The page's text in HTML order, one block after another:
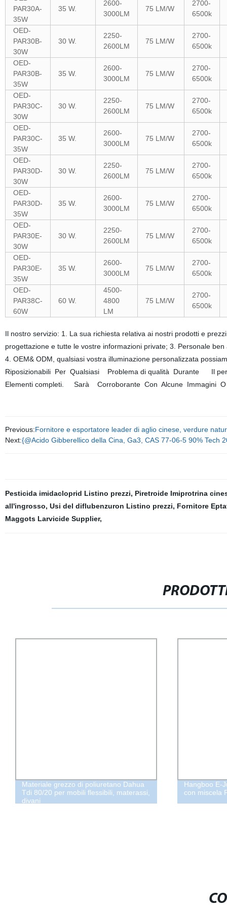
PAR30A-
35W
35 W.
2600-
3000LM
75 LM/W
2700-
6500k
OED-
PAR30B-
30W
30 W.
2250-
2600LM
75 LM/W
2700-
6500k
OED-
PAR30B-
35W
35 W.
2600-
3000LM
75 LM/W
2700-
6500k
OED-
PAR30C-
30W
30 W.
2250-
2600LM
75 LM/W
2700-
6500k
OED-
PAR30C-
35W
35 W.
2600-
3000LM
75 LM/W
2700-
6500k
OED-
PAR30D-
30W
30 W.
2250-
2600LM
75 LM/W
2700-
6500k
OED-
PAR30D-
35W
35 W.
2600-
3000LM
75 LM/W
2700-
6500k
OED-
PAR30E-
30W
30 W.
2250-
2600LM
75 LM/W
2700-
6500k
OED-
PAR30E-
35W
35 W.
2600-
3000LM
75 LM/W
2700-
6500k
OED-
PAR38C-
60W
60 W.
4500-
4800
LM
75 LM/W
2700-
6500k
Il nostro servizio: 1. La sua richiesta relativa ai nostri prodotti e
progettazione e tutte le vostre informazioni private; 3. Personale
4. OEM& ODM, qualsiasi vostra illuminazione personalizzata
Riposizionabili Per Qualsiasi Problema di qualità Durante Il
Elementi completi. Sarà Corroborante Con Alcune Immagini
Previous:Fornitore e esportatore leader di aglio cinese, verdure
Next:{@Acido Gibberellico della Cina, Ga3, CAS 77-06-5 90% Tech
Pesticida imidacloprid Listino prezzi, Piretroide Imiprotrina
all'ingrosso, Usi del diflubenzuron Listino prezzi, Fornitore
Maggots Larvicide Supplier,
Materiale grezzo di poliuretano Dahua
Tdi 80/20 per mobili flessibili, materassi,
divani
Hangboo E-
con miscela